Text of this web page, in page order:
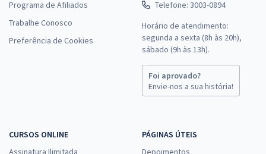
Programa de Afiliados
Trabalhe Conosco
Preferência de Cookies
Telefone: 3003-0894
Horário de atendimento:
segunda a sexta (8h às 20h),
sábado (9h às 13h).
Foi aprovado?
Envie-nos a sua história!
CURSOS ONLINE
Assinatura Ilimitada
PÁGINAS ÚTEIS
Depoimentos